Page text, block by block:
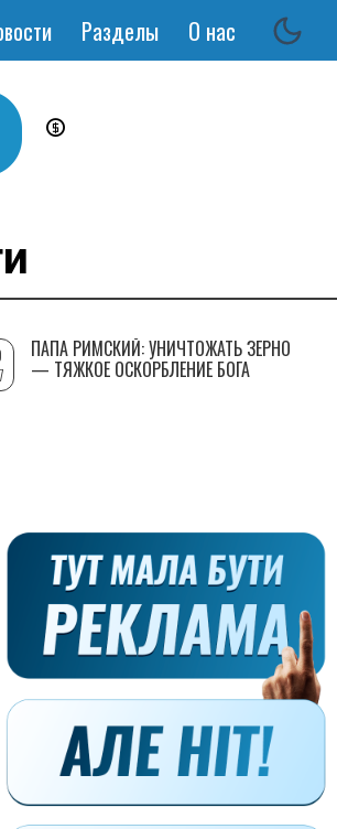
Разделы О нас
ПАПА РИМСКИЙ: УНИЧТОЖАТЬ ЗЕРНО
— ТЯЖКОЕ ОСКОРБЛЕНИЕ БОГА